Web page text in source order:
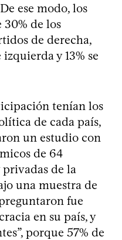
ese modo, los
de los
de derecha,
y 13% se
tenían los
de cada país,
un estudio con
de 64
de la
una muestra de
fue
en su país, y
porque 57% de